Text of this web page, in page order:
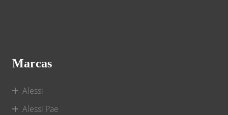
Marcas
Alessi
Alessi Pae